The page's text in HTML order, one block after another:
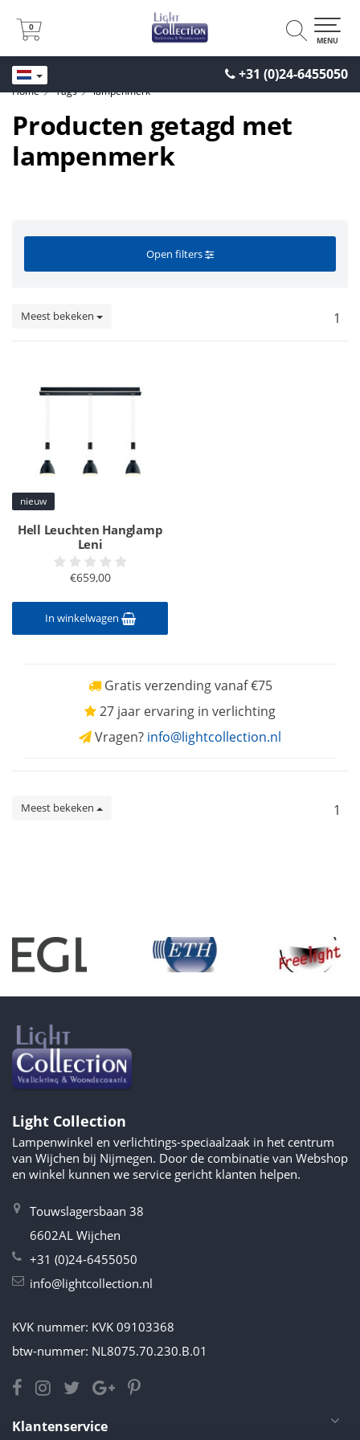
+31 (0)24-6455050
0
0
MENU
Home Tags lampenmerk
Producten getagd met
lampenmerk
Open filters
Meest bekeken 1
nieuw
Hell Leuchten Hanglamp
Leni
€659,00
In winkelwagen
Gratis verzending vanaf €75
27 jaar ervaring in verlichting
Vragen? info@lightcollection.nl
Meest bekeken 1
Light Collection
Lampenwinkel en verlichtings-speciaalzaak in het centrum
van Wijchen bij Nijmegen. Door de combinatie van Webshop
en winkel kunnen we service gericht klanten helpen.
Touwslagersbaan 38
6602AL Wijchen
+31 (0)24-6455050
info@lightcollection.nl
KVK nummer: KVK 09103368
btw-nummer: NL8075.70.230.B.01
Klantenservice